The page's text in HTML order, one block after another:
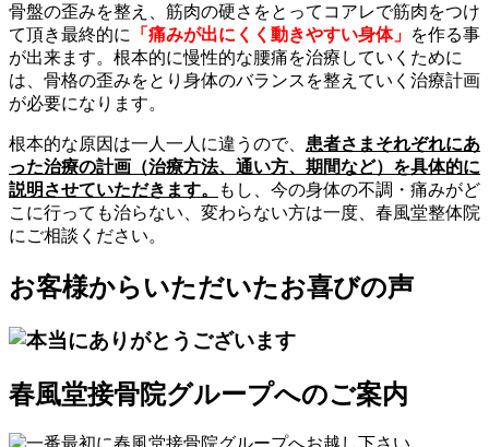
骨盤の歪みを整え、筋肉の硬さをとってコアレで筋肉をつけ
て頂き最終的に
「痛みが出にくく動きやすい身体」 を作る事
が出来ます。根本的に慢性的な腰痛を治療していくために
は、骨格の歪みをとり身体のバランスを整えていく治療計画
が必要になります。
根本的な原因は一人一人に違うので、 患者さまそれぞれにあ
った治療の計画（治療方法、通い方、期間など）を具体的に
説明させていただきます。
もし、今の身体の不調・痛みがど
こに行っても治らない、変わらない方は一度、春風堂整体院
にご相談ください。
お客様からいただいたお喜びの声
春風堂接骨院グループへのご案内